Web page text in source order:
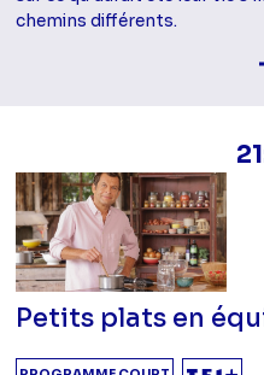
chemins différents.
Petits plats en